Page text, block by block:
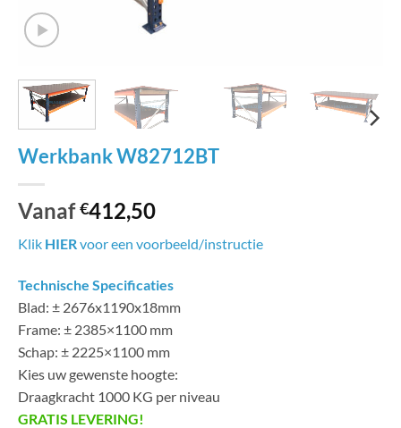
Werkbank W82712BT
Vanaf€412,50
Klik HIERvoor een voorbeeld/instructie
Technische Specificaties
Blad: ± 2676x1190x18mm
Frame: ± 2385×1100 mm
Schap: ± 2225×1100 mm
Kies uw gewenste hoogte:
Draagkracht 1000 KG per niveau
GRATIS LEVERING!